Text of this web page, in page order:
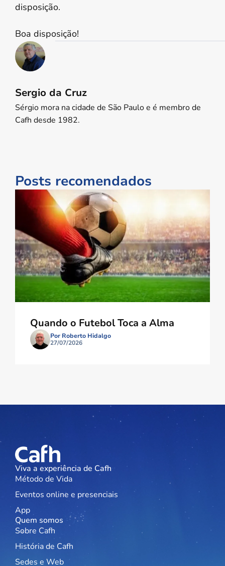
disposição.
Boa disposição!
Sergio da Cruz
Sérgio mora na cidade de São Paulo e é membro de
Cafh desde 1982.
Posts recomendados
Quando o Futebol Toca a Alma
Por Roberto Hidalgo
27/07/2026
Viva a experiência de Cafh
Método de Vida
Eventos online e presenciais
App
Quem somos
Sobre Cafh
História de Cafh
Sedes e Web